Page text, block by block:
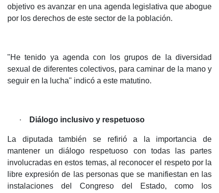
objetivo es avanzar en una agenda legislativa que abogue
por los derechos de este sector de la población.
"He tenido ya agenda con los grupos de la diversidad
sexual de diferentes colectivos, para caminar de la mano y
seguir en la lucha" indicó a este matutino.
· Diálogo inclusivo y respetuoso
La diputada también se refirió a la importancia de
mantener un diálogo respetuoso con todas las partes
involucradas en estos temas, al reconocer el respeto por la
libre expresión de las personas que se manifiestan en las
instalaciones del Congreso del Estado, como los